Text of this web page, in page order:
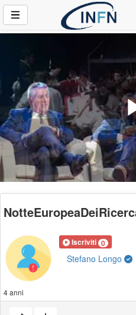
Iscriviti 0
Stefano Longo
4 anni